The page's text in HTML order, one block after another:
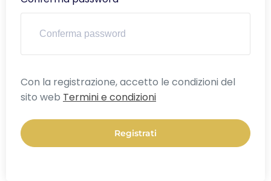
Alternative:
Con la registrazione, accetto le condizioni del
sito web Termini e condizioni
Registrati